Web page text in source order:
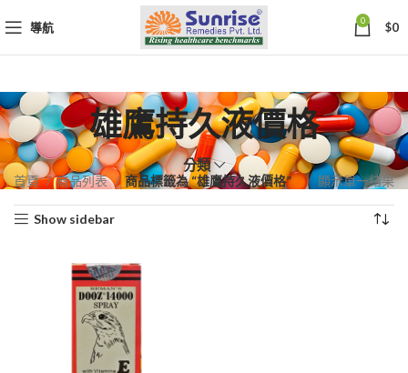
導航 0 $0
雄鷹持久液價格
分類
首頁 商品列表 商品標籤為 “雄鷹持久液價格” 顯示單一結果
Show sidebar